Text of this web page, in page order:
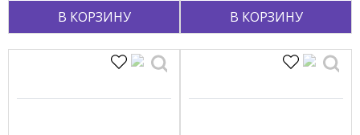
В КОРЗИНУ В КОРЗИНУ